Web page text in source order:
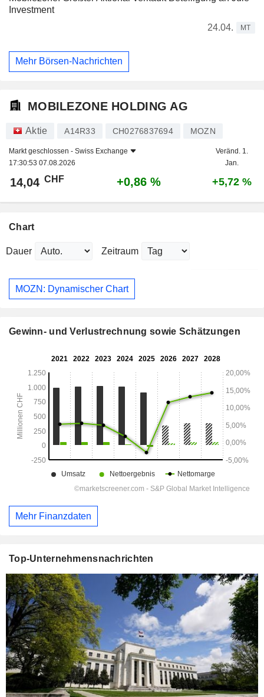
Investment
24.04.
MT
Mehr Börsen-Nachrichten
MOBILEZONE HOLDING AG
Aktie A14R33 CH0276837694 MOZN
Markt geschlossen - Swiss Exchange
17:30:53 07.08.2026
Veränd. 1.
Jan.
14,04 CHF +0,86 % +5,72 %
Chart
Dauer Zeitraum
MOZN: Dynamischer Chart
Gewinn- und Verlustrechnung sowie Schätzungen
Mehr Finanzdaten
Top-Unternehmensnachrichten